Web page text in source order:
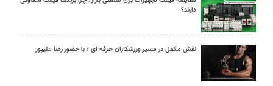
دارند؟
نقش مکمل در مسیر ورزشکاران حرفه ای ؛ با حضور رضا علیپور